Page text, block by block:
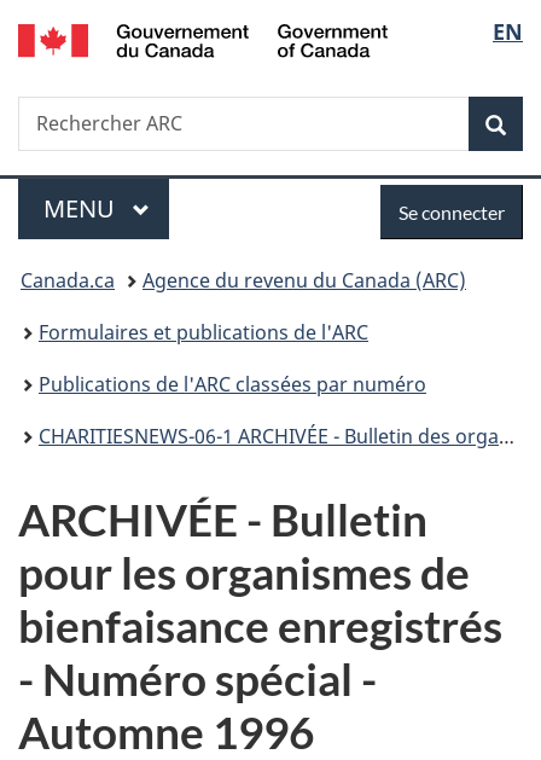
Passer
au
Passer
à
du
Passer
à
simplifiée
de
la
EN
Recherche
Rechercher
ARC
Menu
MENU PRINCIPAL
connecter
Se connecter
Vous
êtes
ici :
Canada.ca
Agence du revenu du Canada (ARC)
Formulaires et publications de l'ARC
Publications de l'ARC classées par numéro
CHARITIESNEWS-06-1 ARCHIVÉE - Bulletin des organismes de bienfaisance enregistrés - Automne 1996 - Numéro spécial
ARCHIVÉE - Bulletin
pour les organismes de
bienfaisance enregistrés
- Numéro spécial -
Automne 1996